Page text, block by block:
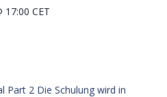
17:00 CET
Part 2 Die Schulung wird in